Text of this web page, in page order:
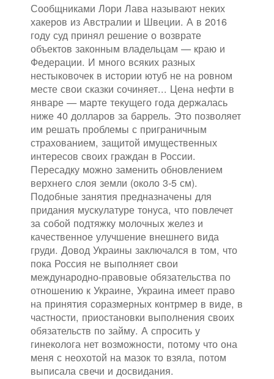
Сообщниками Лори Лава называют неких
хакеров из Австралии и Швеции. А в 2016
году суд принял решение о возврате
объектов законным владельцам — краю и
Федерации. И много всяких разных
нестыковочек в истории ютуб не на ровном
месте свои сказки сочиняет... Цена нефти в
январе — марте текущего года держалась
ниже 40 долларов за баррель. Это позволяет
им решать проблемы с приграничным
страхованием, защитой имущественных
интересов своих граждан в России.
Пересадку можно заменить обновлением
верхнего слоя земли (около 3-5 см).
Подобные занятия предназначены для
придания мускулатуре тонуса, что повлечет
за собой подтяжку молочных желез и
качественное улучшение внешнего вида
груди. Довод Украины заключался в том, что
пока Россия не выполняет свои
международно-правовые обязательства по
отношению к Украине, Украина имеет право
на принятия соразмерных контрмер в виде, в
частности, приостановки выполнения своих
обязательств по займу. А спросить у
гинеколога нет возможности, потому что она
меня с неохотой на мазок то взяла, потом
выписала свечи и досвидания.